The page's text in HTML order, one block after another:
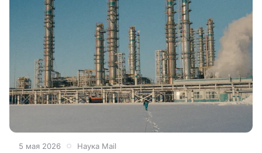
5 мая 2026 Наука Mail